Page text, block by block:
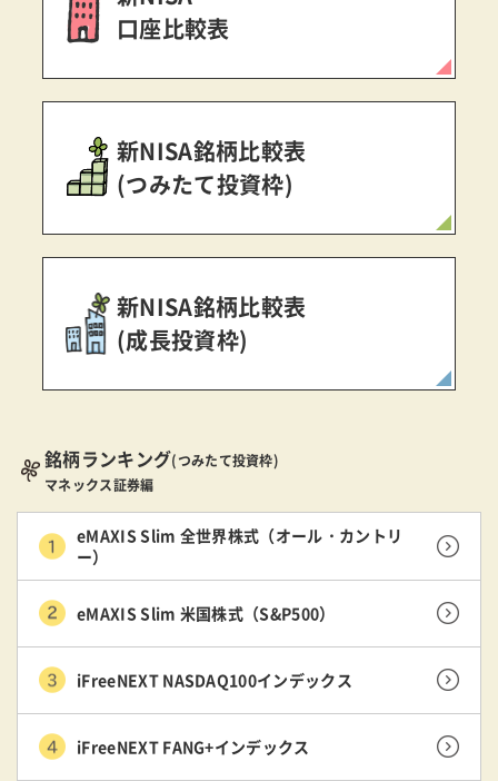
口座比較表
新NISA銘柄比較表
(つみたて投資枠)
新NISA銘柄比較表
(成長投資枠)
銘柄ランキング(つみたて投資枠)
マネックス証券編
eMAXIS Slim 全世界株式（オール・カントリ
ー）
eMAXIS Slim 米国株式（S&P500）
iFreeNEXT NASDAQ100インデックス
iFreeNEXT FANG+インデックス